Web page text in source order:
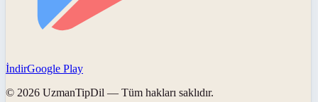
İndirGoogle Play
© 2026 UzmanTipDil — Tüm hakları saklıdır.